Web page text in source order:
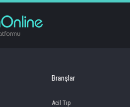
Branşlar
Acil Tıp